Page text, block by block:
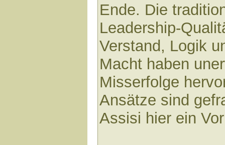
Ende. Die
Leadership-
Verstand, Logik
Macht haben
Misserfolge
Ansätze sind
Assisi hier ein